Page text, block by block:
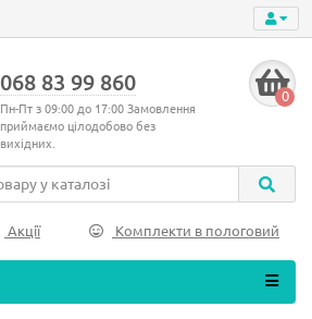
068 83 99 860
Пн-Пт з 09:00 до 17:00 Замовлення
приймаємо цілодобово без
вихідних.
0
Акції Комплекти в пологовий